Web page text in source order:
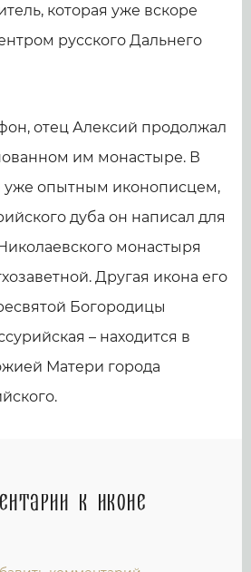
которая уже вскоре
русского Дальнего
отец Алексий продолжал
им монастыре. В
уже опытным иконописцем,
дуба он написал для
монастыря
Другая икона его
Богородицы
– находится в
Матери города
к иконе